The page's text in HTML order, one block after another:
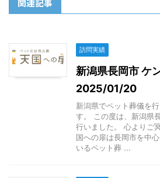
訪問実績
新潟県長岡市 ケ
2025/01/20
新潟県でペット葬儀を
す。 この度は、新潟県
行いました。 心よりご
国への扉は長岡市を中
いるペット葬 ...